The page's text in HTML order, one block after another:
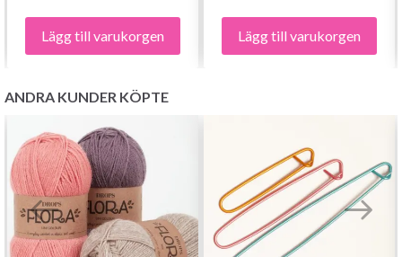
Lägg till varukorgen Lägg till varukorgen
ANDRA KUNDER KÖPTE